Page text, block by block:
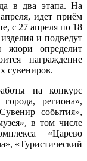
в два этапа. На
идет приём
с 27 апреля по 18
и подведут
жюри определит
награждение
сувениров.
на конкурс
региона»,
события»,
в том числе
«Царево
«Туристический